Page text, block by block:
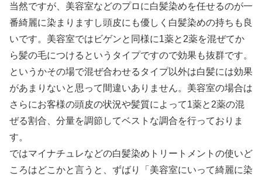
当然ですが、美容室などのプロに白髪染めを任せるのが一
番綺麗に染まりますし頭皮にも優しく白髪染めの持ちも良
いです。美容室ではビゲンと同様に1薬と2薬を混ぜてか
ら髪の毛につけるというタイプですので効果も抜群です。
というかその場で混ぜ合わせるタイプ以外は白髪には効果
があまりないと思って間違いありません。美容室の場合は
さらにお客様の頭皮の状況や髪質によって1薬と2薬の混
ぜる割合、分量を調節してベストな調合を行っておりま
す。
ではマイナチュレなどの白髪染めトリートメントの使いど
ころはどこかと言うと、ずばり「美容室にいって綺麗に染